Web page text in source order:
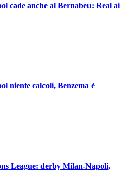
cade anche al Bernabeu: Real ai
niente calcoli, Benzema è
League: derby Milan-Napoli,